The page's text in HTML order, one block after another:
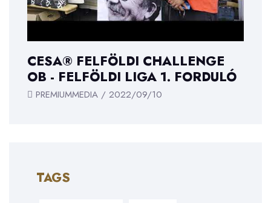
CESA® FELFÖLDI CHALLENGE
OB - FELFÖLDI LIGA 1. FORDULÓ
PREMIUMMEDIA / 2022/09/10
TAGS